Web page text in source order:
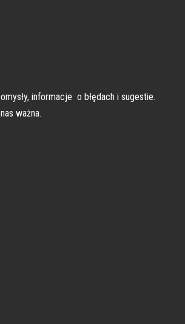
informacje o błędach i sugestie.
ważna.